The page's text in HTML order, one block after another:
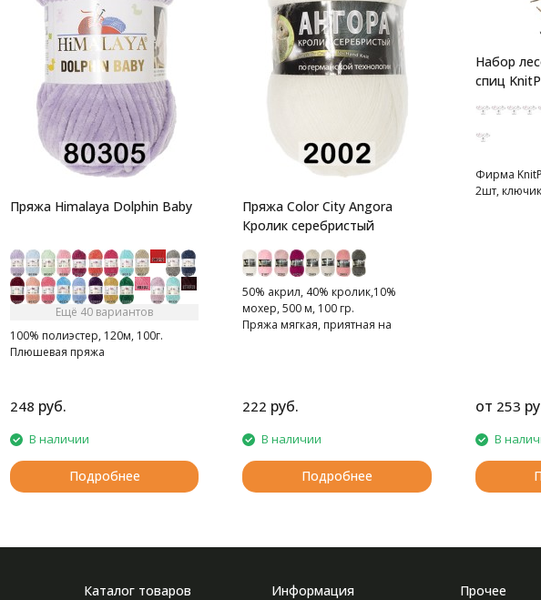
Пряжа Himalaya Dolphin Baby
Ещё 40 вариантов
100% полиэстер, 120м, 100г.
Плюшевая пряжа
248 руб.
В наличии
Подробнее
Пряжа Color City Angora
Кролик серебристый
50% акрил, 40% кролик,10%
мохер, 500 м, 100 гр.
Пряжа мягкая, приятная на
222 руб.
В наличии
Подробнее
Набор
спиц
Фирма
2шт,
от 253
В
Каталог товаров Информация Прочее